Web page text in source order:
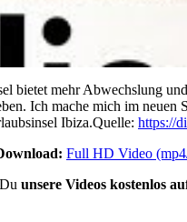
bietet mehr Abwechslung
Ich mache mich im neuen
Ibiza.Quelle: https://
Full HD Video
unsere Videos kostenlos